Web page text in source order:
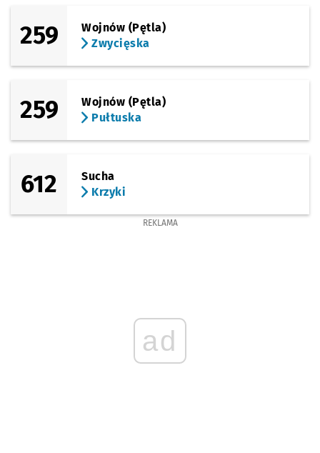
259
Wojnów (Pętla)
Zwycięska
259
Wojnów (Pętla)
Pułtuska
612
Sucha
Krzyki
REKLAMA
ad